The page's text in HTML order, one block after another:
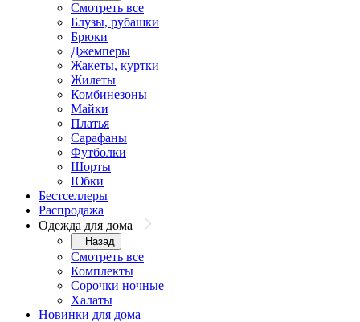
Смотреть все
Блузы, рубашки
Брюки
Джемперы
Жакеты, куртки
Жилеты
Комбинезоны
Майки
Платья
Сарафаны
Футболки
Шорты
Юбки
Бестселлеры
Распродажа
Одежда для дома
Назад
Смотреть все
Комплекты
Сорочки ночные
Халаты
Новинки для дома